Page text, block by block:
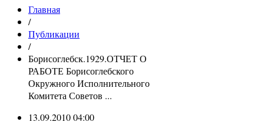
Главная
/
Публикации
/
Борисоглебск.1929.ОТЧЕТ О
РАБОТЕ Борисоглебского
Окружного Исполнительного
Комитета Советов ...
13.09.2010 04:00